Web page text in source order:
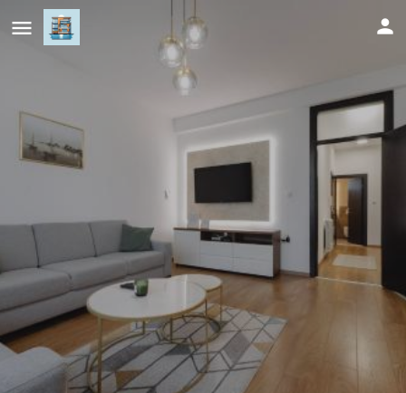
Apartman Square Trg Prijedor